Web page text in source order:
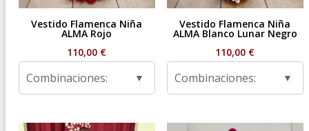
Vestido Flamenca Niña
ALMA Rojo
110,00 €
Combinaciones:
Vestido Flamenca Niña
ALMA Blanco Lunar Negro
110,00 €
Combinaciones: